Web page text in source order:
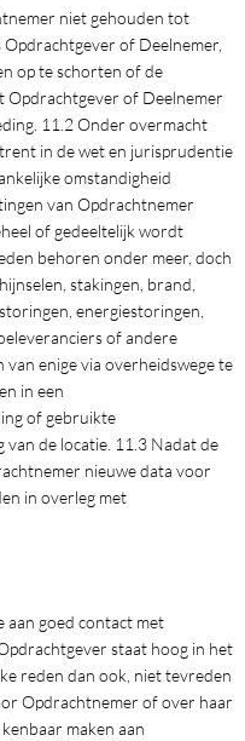
niet gehouden tot
of Deelnemer,
op te schorten of de
Opdrachtgever of Deelnemer
11.2 Onder overmacht
in de wet en jurisprudentie
omstandigheid
van Opdrachtnemer
of gedeeltelijk wordt
behoren onder meer, doch
stakingen, brand,
energiestoringen,
of andere
enige via overheidswege te
in een
of gebruikte
de locatie. 11.3 Nadat de
nieuwe data voor
in overleg met
aan goed contact met
staat hoog in het
reden dan ook, niet tevreden
Opdrachtnemer of over haar
maken aan